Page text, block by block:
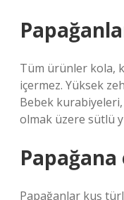
Tüm ürünler kola,
içermez. Yüksek
Bebek kurabiyeleri,
olmak üzere sütlü
Papağanlar kuş